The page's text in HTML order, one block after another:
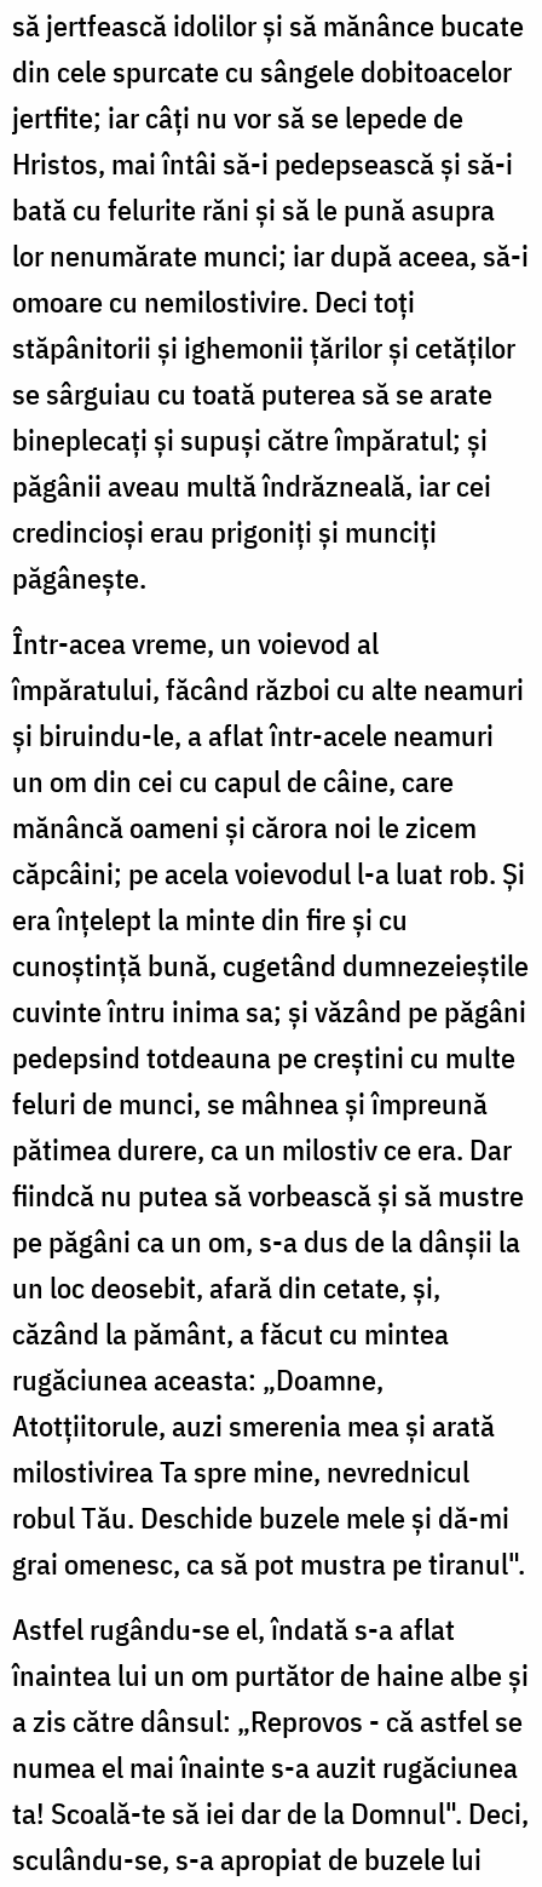
să jertfească idolilor și să mănânce bucate
din cele spurcate cu sângele dobitoacelor
jertfite; iar câți nu vor să se lepede de
Hristos, mai întâi să-i pedepsească și să-i
bată cu felurite răni și să le pună asupra
lor nenumărate munci; iar după aceea, să-i
omoare cu nemilostivire. Deci toți
stăpânitorii și ighemonii țărilor și cetăților
se sârguiau cu toată puterea să se arate
bineplecați și supuși către împăratul; și
păgânii aveau multă îndrăzneală, iar cei
credincioși erau prigoniți și munciți
păgânește.
Într-acea vreme, un voievod al
împăratului, făcând război cu alte neamuri
și biruindu-le, a aflat într-acele neamuri
un om din cei cu capul de câine, care
mănâncă oameni și cărora noi le zicem
căpcâini; pe acela voievodul l-a luat rob. Și
era înțelept la minte din fire și cu
cunoștință bună, cugetând dumnezeieștile
cuvinte întru inima sa; și văzând pe păgâni
pedepsind totdeauna pe creștini cu multe
feluri de munci, se mâhnea și împreună
pătimea durere, ca un milostiv ce era. Dar
fiindcă nu putea să vorbească și să mustre
pe păgâni ca un om, s-a dus de la dânșii la
un loc deosebit, afară din cetate, și,
căzând la pământ, a făcut cu mintea
rugăciunea aceasta: „Doamne,
Atotțiitorule, auzi smerenia mea și arată
milostivirea Ta spre mine, nevrednicul
robul Tău. Deschide buzele mele și dă-mi
grai omenesc, ca să pot mustra pe tiranul".
Astfel rugându-se el, îndată s-a aflat
înaintea lui un om purtător de haine albe și
a zis către dânsul: „Reprovos - că astfel se
numea el mai înainte s-a auzit rugăciunea
ta! Scoală-te să iei dar de la Domnul". Deci,
sculându-se, s-a apropiat de buzele lui